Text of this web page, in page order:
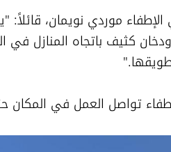
تواصل العمل في